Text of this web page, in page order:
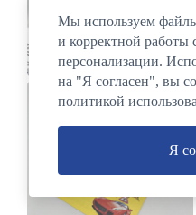
Мы используем
и корректной работы
персонализации.
на "Я согласен", вы
политикой
Я